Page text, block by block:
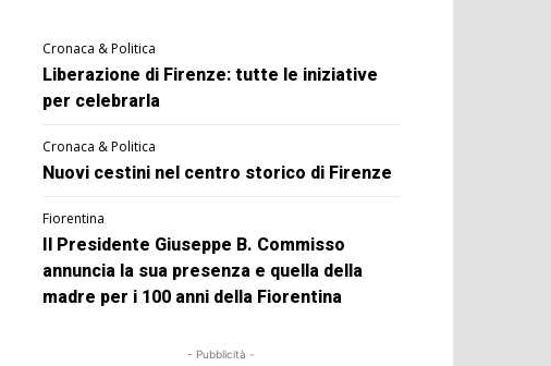
Cronaca & Politica
Liberazione di Firenze: tutte le iniziative
per celebrarla
Cronaca & Politica
Nuovi cestini nel centro storico di Firenze
Fiorentina
Il Presidente Giuseppe B. Commisso
annuncia la sua presenza e quella della
madre per i 100 anni della Fiorentina
- Pubblicità -